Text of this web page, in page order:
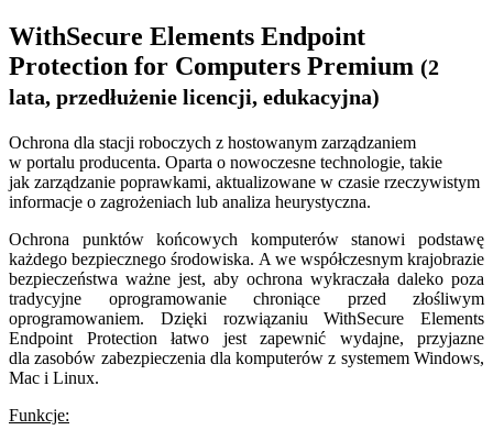
WithSecure Elements Endpoint
Protection for Computers Premium (2
lata, przedłużenie licencji, edukacyjna)
Ochrona dla stacji roboczych z hostowanym zarządzaniem
w portalu producenta. Oparta o nowoczesne technologie, takie
jak zarządzanie poprawkami, aktualizowane w czasie rzeczywistym
informacje o zagrożeniach lub analiza heurystyczna.
Ochrona punktów końcowych komputerów stanowi podstawę
każdego bezpiecznego środowiska. A we współczesnym krajobrazie
bezpieczeństwa ważne jest, aby ochrona wykraczała daleko poza
tradycyjne oprogramowanie chroniące przed złośliwym
oprogramowaniem. Dzięki rozwiązaniu WithSecure Elements
Endpoint Protection łatwo jest zapewnić wydajne, przyjazne
dla zasobów zabezpieczenia dla komputerów z systemem Windows,
Mac i Linux.
Funkcje: